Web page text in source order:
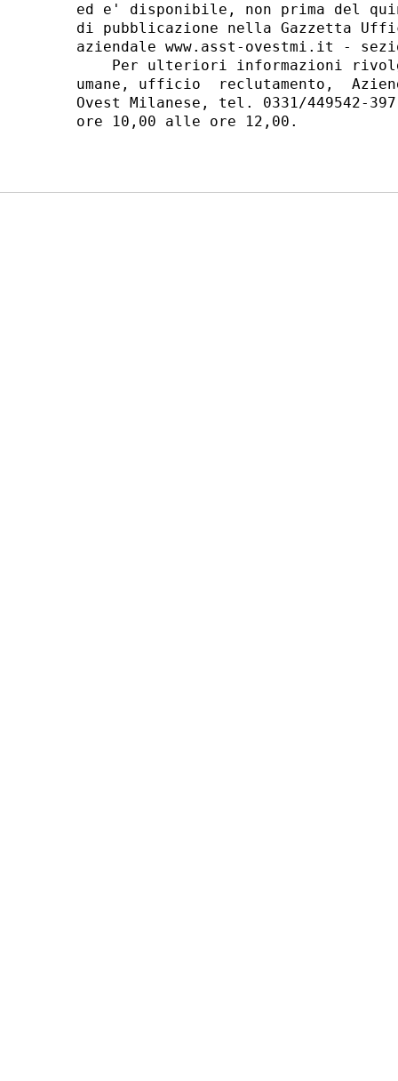
ed e' disponibile, non prima del
di pubblicazione nella Gazzetta
aziendale www.asst-ovestmi.it -
Per ulteriori informazioni
umane, ufficio  reclutamento,
Ovest Milanese, tel. 0331/
ore 10,00 alle ore 12,00.